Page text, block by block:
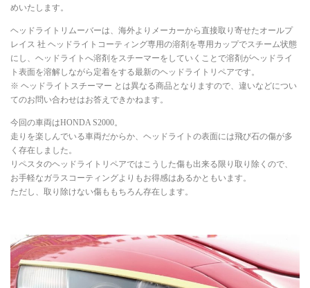
めいたします。
ヘッドライトリムーバーは、海外よりメーカーから直接取り寄せたオールプ
レイス 社 ヘッドライトコーティング専用の溶剤を専用カップでスチーム状態
にし、ヘッドライトへ溶剤をスチーマーをしていくことで溶剤がヘッドライ
ト表面を溶解しながら定着をする最新のヘッドライトリペアです。
※ ヘッドライトスチーマー とは異なる商品となりますので、違いなどについ
てのお問い合わせはお答えできかねます。
今回の車両はHONDA S2000。
走りを楽しんでいる車両だからか、ヘッドライトの表面には飛び石の傷が多
く存在しました。
リペスタのヘッドライトリペアではこうした傷も出来る限り取り除くので、
お手軽なガラスコーティングよりもお得感はあるかともいます。
ただし、取り除けない傷ももちろん存在します。